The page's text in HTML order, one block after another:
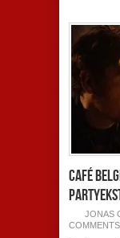
Café
JONAS
COMMENTS